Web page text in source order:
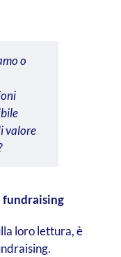
o
valore
fundraising
loro lettura, è